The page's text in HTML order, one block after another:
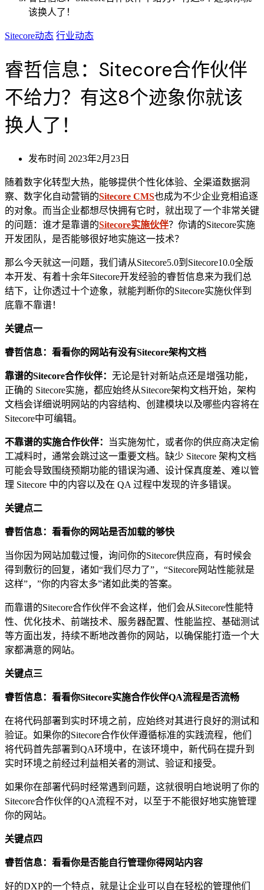
该换人了！
Sitecore动态 行业动态
睿哲信息：Sitecore合作伙伴
不给力？有这8个迹象你就该
换人了！
发布时间 2023年2月23日
随着数字化转型大热，能够提供个性化体验、全渠道数据洞
察、数字化自动营销的Sitecore CMS也成为不少企业竞相追逐
的对象。而当企业都想尽快拥有它时，就出现了一个非常关键
的问题：谁才是靠谱的Sitecore实施伙伴？你请的Sitecore实施
开发团队，是否能够很好地实施这一技术？
那么今天就这一问题，我们请从Sitecore5.0到Sitecore10.0全版
本开发、有着十余年Sitecore开发经验的睿哲信息来为我们总
结下，让你透过十个迹象，就能判断你的Sitecore实施伙伴到
底靠不靠谱！
关键点一
睿哲信息：看看你的网站有没有Sitecore架构文档
靠谱的Sitecore合作伙伴： 无论是针对新站点还是增强功能，
正确的 Sitecore实施，都应始终从Sitecore架构文档开始，架构
文档会详细说明网站的内容结构、创建模块以及哪些内容将在
Sitecore中可编辑。
不靠谱的实施合作伙伴：
当实施匆忙，或者你的供应商决定偷
工减料时，通常会跳过这一重要文档。缺少 Sitecore 架构文档
可能会导致围绕预期功能的错误沟通、设计保真度差、难以管
理 Sitecore 中的内容以及在 QA 过程中发现的许多错误。
关键点二
睿哲信息：看看你的网站是否加载的够快
当你因为网站加载过慢，询问你的Sitecore供应商，有时候会
得到敷衍的回复，诸如“我们尽力了”，“Sitecore网站性能就是
这样”，”你的内容太多”诸如此类的答案。
而靠谱的Sitecore合作伙伴不会这样，他们会从Sitecore性能特
性、优化技术、前端技术、服务器配置、性能监控、基础测试
等方面出发，持续不断地改善你的网站，以确保能打造一个大
家都满意的网站。
关键点三
睿哲信息：看看你Sitecore实施合作伙伴QA流程是否流畅
在将代码部署到实时环境之前，应始终对其进行良好的测试和
验证。如果你的Sitecore合作伙伴遵循标准的实践流程，他们
将代码首先部署到QA环境中，在该环境中，新代码在提升到
实时环境之前经过利益相关者的测试、验证和接受。
如果你在部署代码时经常遇到问题，这就很明白地说明了你的
Sitecore合作伙伴的QA流程不对，以至于不能很好地实施管理
你的网站。
关键点四
睿哲信息：看看你是否能自行管理你得网站内容
好的DXP的一个特点，就是让企业可以自在轻松的管理他们